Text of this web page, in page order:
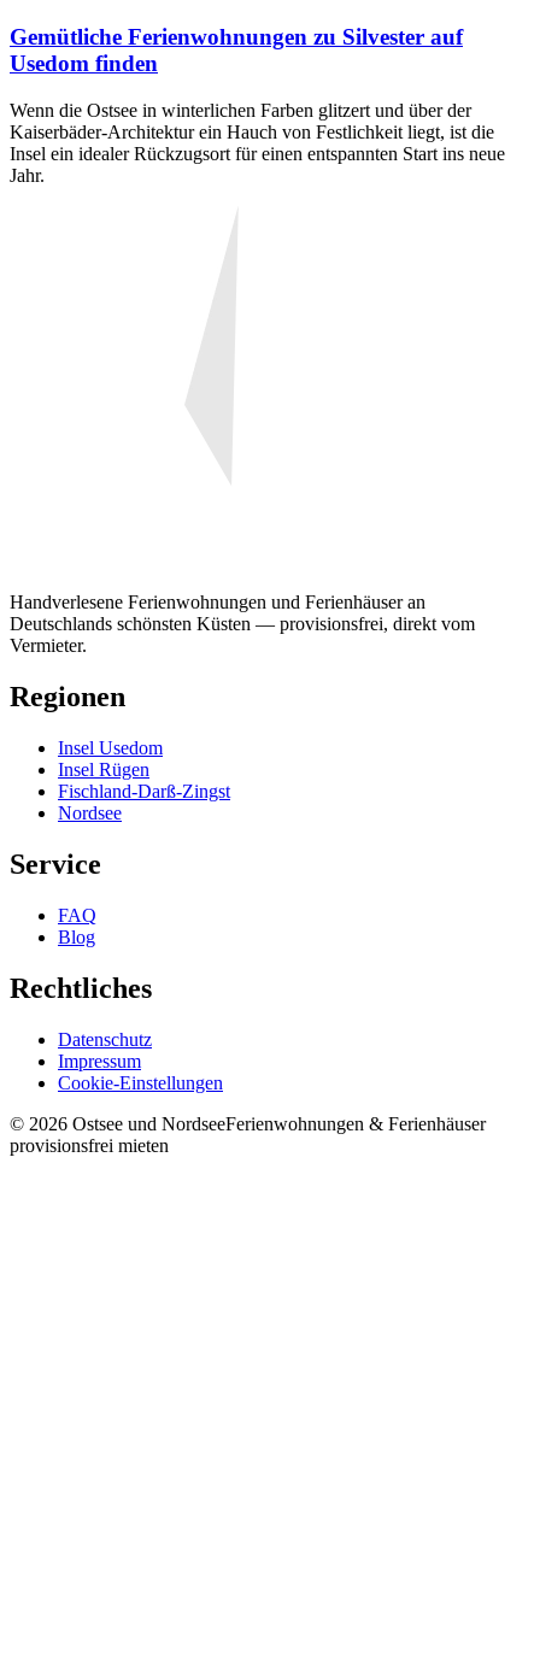
Gemütliche Ferienwohnungen zu Silvester auf
Usedom finden
Wenn die Ostsee in winterlichen Farben glitzert und über der
Kaiserbäder-Architektur ein Hauch von Festlichkeit liegt, ist die
Insel ein idealer Rückzugsort für einen entspannten Start ins neue
Jahr.
Handverlesene Ferienwohnungen und Ferienhäuser an
Deutschlands schönsten Küsten — provisionsfrei, direkt vom
Vermieter.
Regionen
Insel Usedom
Insel Rügen
Fischland-Darß-Zingst
Nordsee
Service
FAQ
Blog
Rechtliches
Datenschutz
Impressum
Cookie-Einstellungen
© 2026 Ostsee und NordseeFerienwohnungen & Ferienhäuser
provisionsfrei mieten